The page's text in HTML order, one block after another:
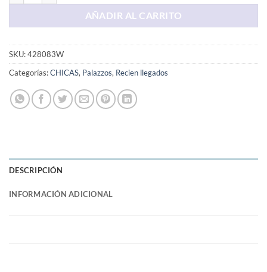
AÑADIR AL CARRITO
SKU:428083W
Categorías:CHICAS, Palazzos, Recien llegados
DESCRIPCIÓN
INFORMACIÓN ADICIONAL